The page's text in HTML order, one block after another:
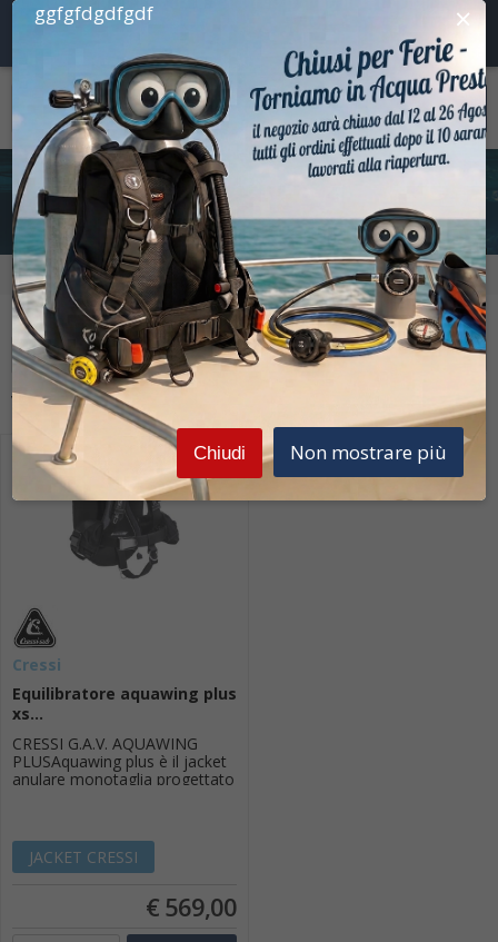
I nostri prodotti
Prezzi Iva inclusa
Home I nostri prodotti
Prezzi Iva inclusa
Filtra la ricerca
Vedi1-1di1
Cressi
Equilibratore aquawing plus
xs...
CRESSI G.A.V. AQUAWING
PLUSAquawing plus è il jacket
anulare monotaglia progettato
brevettato mas (modular
adjustment system): infatti il
avvolge le spalle e la vita si tira
velocemente per ad...
JACKET CRESSI
€ 569,00
×
ggfgfdgdfgdf
Chiudi Non mostrare più